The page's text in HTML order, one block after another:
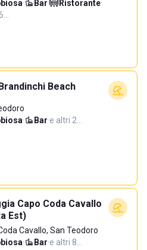
· Bar· Ristorante·
Beach
· Bar·e altri 2…
Capo Coda Cavallo
Est)
Cavallo, San Teodoro
· Bar·e altri 8…